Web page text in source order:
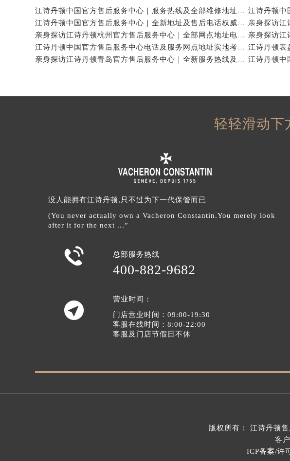
江诗丹顿中国官方售后服务中心｜服务热线及全部维修地址权威信息通告（2026年7月最新）
江诗丹顿中国官方售后服务中心｜全新地址及售后电话权威信息通告（2026年7月最新）
亲身探访江诗丹顿杭州官方售后服务中心｜全部网点地址电话（2026年7月最新）
江诗丹顿中国官方售后服务中心电话及服务网点地址实地考察报告_多信源验证（2026年7月最新）
亲身探访江诗丹顿青岛官方售后服务中心｜全新服务热线及门店地址（2026年7月最新）
轻轻滑动下
没人能拥有江诗丹顿,只不过为下一代保管而已
(You never actually own a Vacheron Constantin.You merely look
after it for the next ...”
 总部服务热线
400-882-9682

营业时间：
门店营业时间：09:00-19:30
客服在线时间：8:00-22:00
客服及门店节假日不休
版权所有： 江诗丹顿
客
ICP备案/许